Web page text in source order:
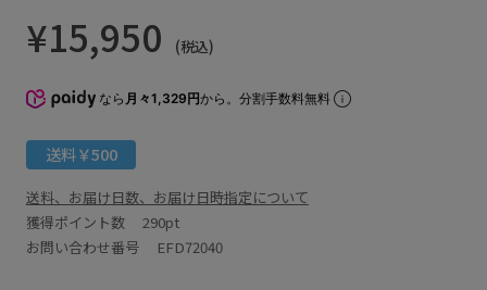
¥15,950 (税込)
なら 月々1,329円から。分割手数料無料
送料￥500
送料、お届け日数、お届け日時指定について
獲得ポイント数 290pt
お問い合わせ番号 EFD72040